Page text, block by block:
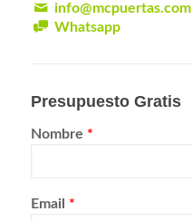
info@mcpuertas.com
Whatsapp
Presupuesto Gratis
Nombre *
Email *